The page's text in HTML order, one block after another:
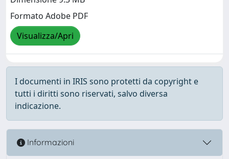
Formato Adobe PDF
Visualizza/Apri
I documenti in IRIS sono protetti da copyright e
tutti i diritti sono riservati, salvo diversa
indicazione.
Informazioni